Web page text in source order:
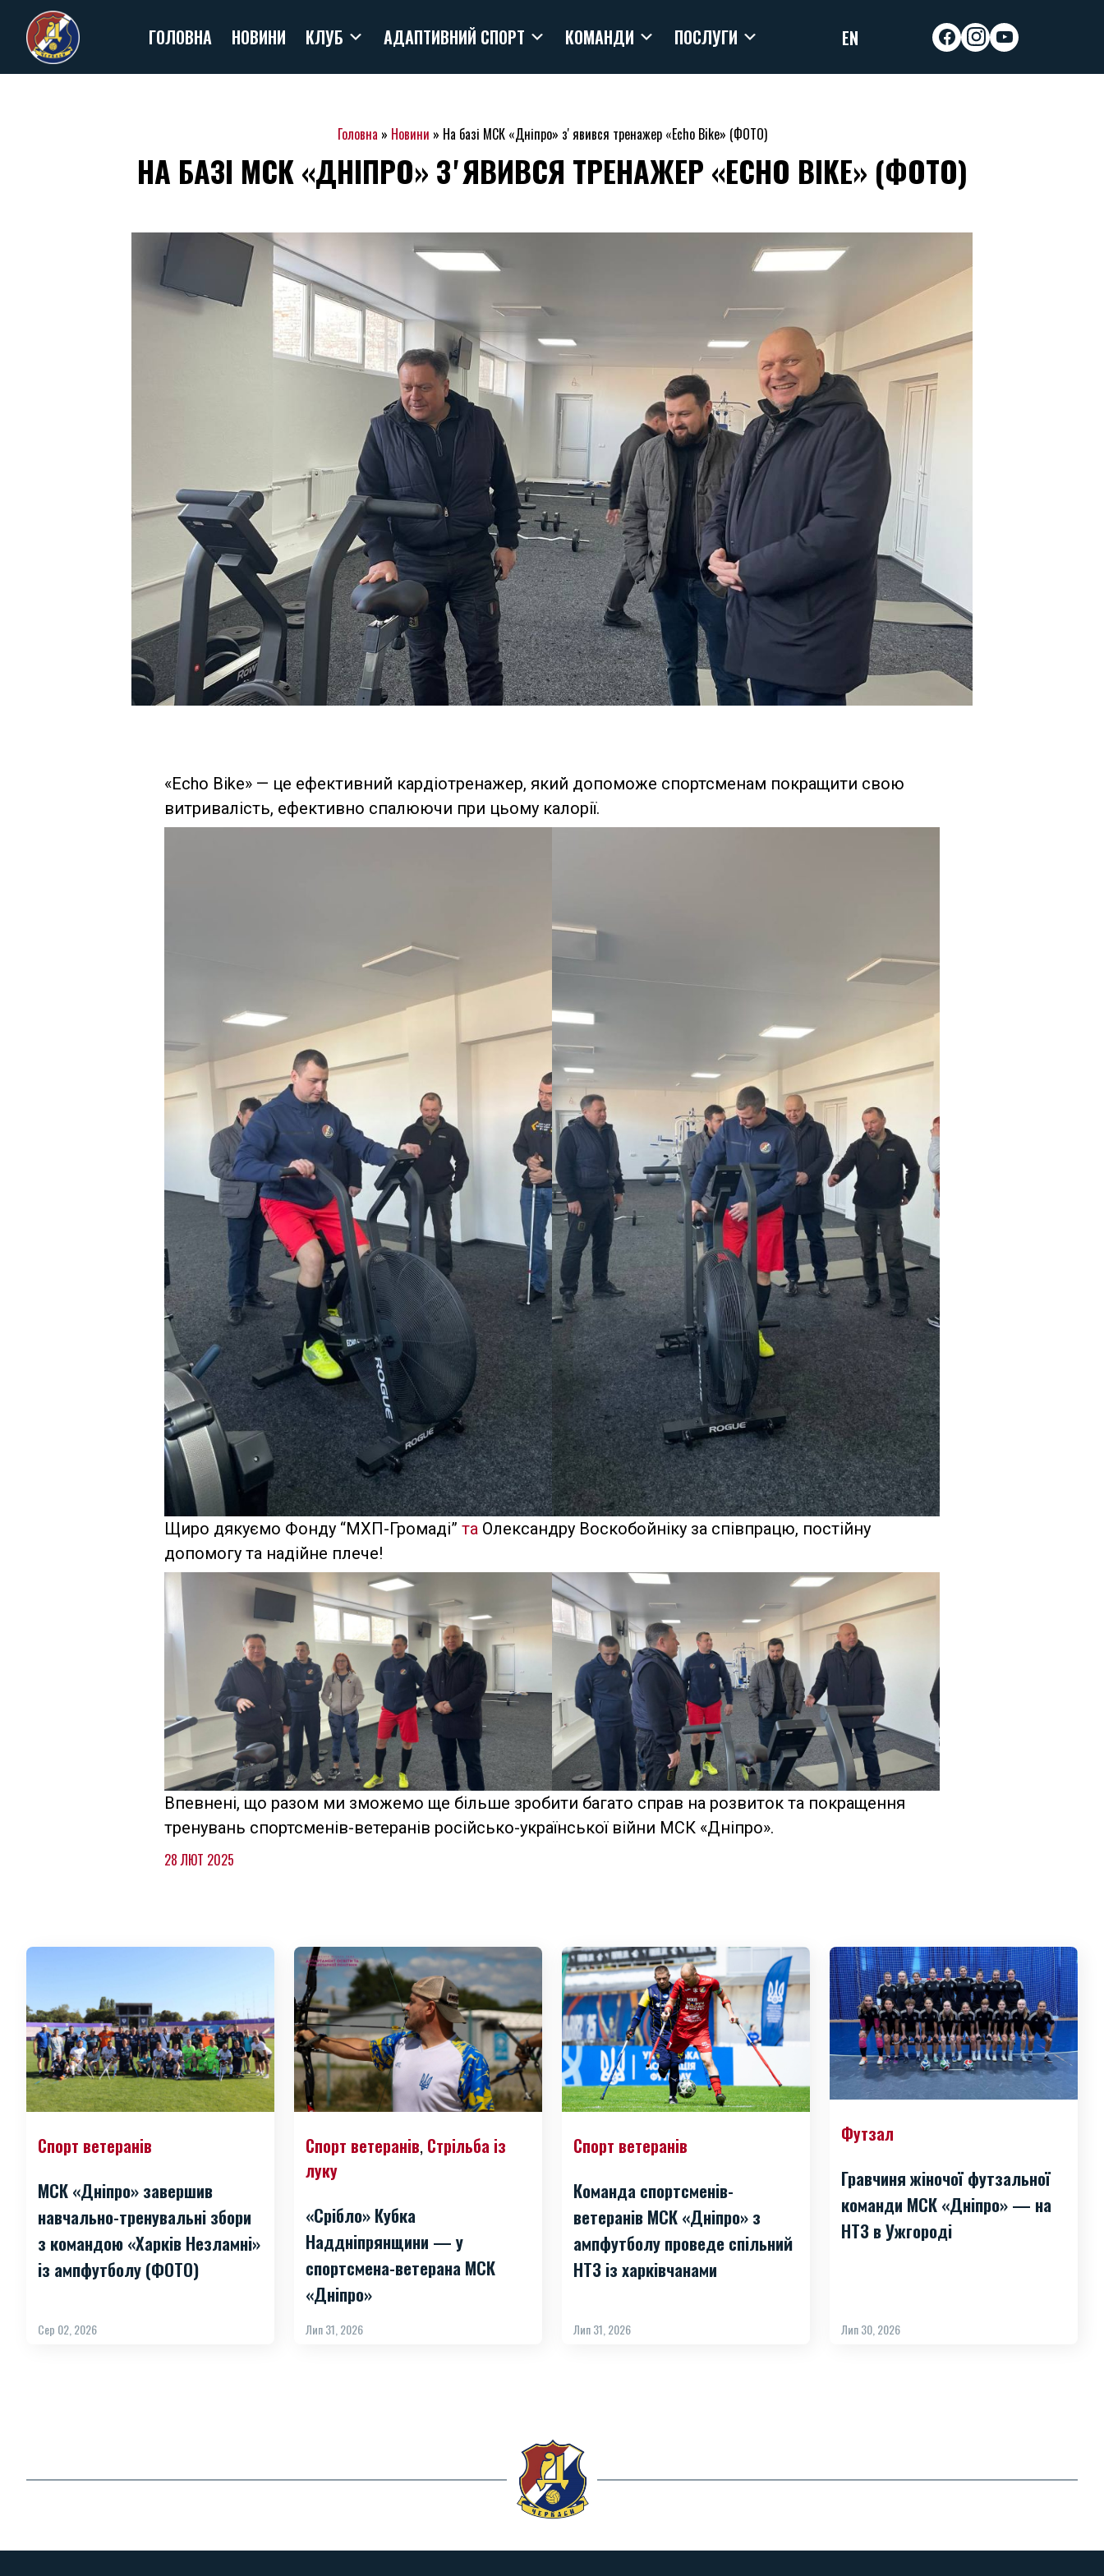
Skip
to
content
ГОЛОВНА НОВИНИ КЛУБ АДАПТИВНИЙ СПОРТ КОМАНДИ ПОСЛУГИ EN facebookinstagram
youtube
Головна » Новини » На базі МСК «Дніпро» зʼявився тренажер «Echo Bike» (ФОТО)
НА БАЗІ МСК «ДНІПРО» ЗʼЯВИВСЯ ТРЕНАЖЕР «ECHO BIKE» (ФОТО)
«Echo Bike» — це ефективний кардіотренажер, який допоможе спортсменам покращити свою
витривалість, ефективно спалюючи при цьому калорії.
Щиро дякуємо Фонду “МХП-Громаді” та Олександру Воскобойніку за співпрацю, постійну
допомогу та надійне плече!
Впевнені, що разом ми зможемо ще більше зробити багато справ на розвиток та покращення
тренувань спортсменів-ветеранів російсько-української війни МСК «Дніпро».
28 ЛЮТ 2025
Спорт ветеранів
МСК «Дніпро» завершив
навчально-тренувальні збори
з командою «Харків Незламні»
із ампфутболу (ФОТО)
Сер 02, 2026
Спорт ветеранів, Стрільба із
луку
«Срібло» Кубка
Наддніпрянщини — у
спортсмена-ветерана МСК
«Дніпро»
Лип 31, 2026
Спорт ветеранів
Команда спортсменів-
ветеранів МСК «Дніпро» з
ампфутболу проведе спільний
НТЗ із харківчанами
Лип 31, 2026
Футзал
Гравчиня жіночої футзальної
команди МСК «Дніпро» — на
НТЗ в Ужгороді
Лип 30, 2026